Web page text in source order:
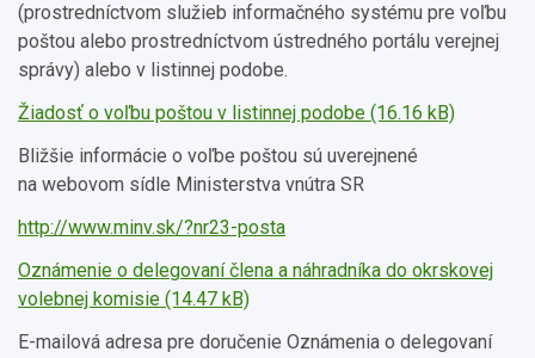
(prostredníctvom služieb informačného systému pre voľbu
poštou alebo prostredníctvom ústredného portálu verejnej
správy) alebo v listinnej podobe.
Žiadosť o voľbu poštou v listinnej podobe (16.16 kB)
Bližšie informácie o voľbe poštou sú uverejnené
na webovom sídle Ministerstva vnútra SR
http://www.minv.sk/?nr23-posta
Oznámenie o delegovaní člena a náhradníka do okrskovej
volebnej komisie (14.47 kB)
E-mailová adresa pre doručenie Oznámenia o delegovaní